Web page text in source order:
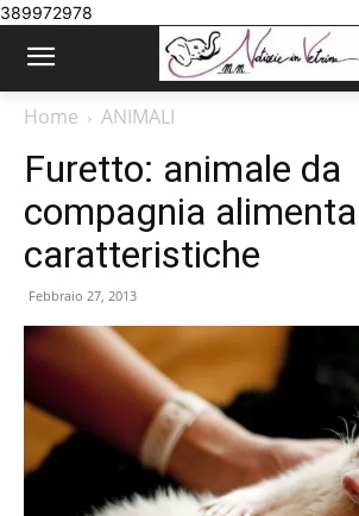
389972978
Home ANIMALI
Furetto: animale da
compagnia
caratteristiche
Febbraio 27, 2013